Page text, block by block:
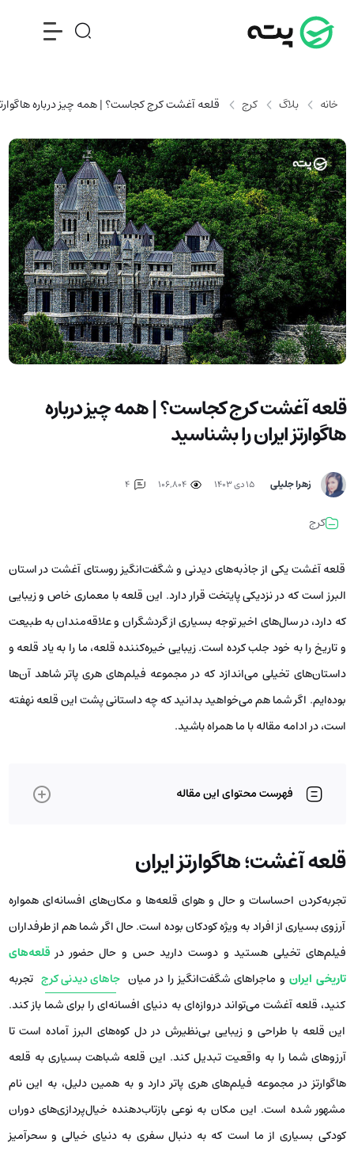
خانه بلاگ کرج قلعه آغشت کرج کجاست؟ | همه چیز درباره
قلعه آغشت کرج کجاست؟ | همه چیز درباره
هاگوارتز ایران را بشناسید
زهرا جلیلی ۱۵ دی ۱۴۰۳ 106,804
4
کرج
قلعه آغشت یکی از جاذبه‌های دیدنی و شگفت‌انگیز روستای آغشت در استان
البرز است که در نزدیکی پایتخت قرار دارد. این قلعه با معماری خاص و زیبایی
که دارد، در سال‌های اخیر توجه بسیاری از گردشگران و علاقه‌مندان به طبیعت
و تاریخ را به خود جلب کرده است. زیبایی خیره‌کننده قلعه، ما را به یاد قلعه‌ و
داستان‌های تخیلی می‌اندازد که در مجموعه فیلم‌های هری پاتر شاهد آن‌ها
بوده‌ایم. اگر شما هم می‌خواهید بدانید که چه داستانی پشت این قلعه نهفته
است، در ادامه مقاله با ما همراه باشید.
فهرست محتوای این مقاله
قلعه آغشت؛ هاگوارتز ایران
تجربه‌کردن احساسات و حال و هوای قلعه‌ها و مکان‌های افسانه‌ای همواره
آرزوی بسیاری از افراد به‌ ویژه کودکان بوده است. حال اگر شما هم از طرفداران
فیلم‌های تخیلی هستید و دوست دارید حس و حال حضور در قلعه‌های
تاریخی ایران و ماجراهای شگفت‌انگیز را در میان جاهای دیدنی کرج تجربه
کنید، قلعه آغشت می‌تواند دروازه‌ای به دنیای افسانه‌ای را برای شما باز کند.
این قلعه با طراحی و زیبایی بی‌نظیرش در دل کوه‌های البرز آماده است تا
آرزوهای شما را به واقعیت تبدیل کند. این قلعه شباهت بسیاری به قلعه
هاگوارتز در مجموعه فیلم‌های هری پاتر دارد و به همین دلیل، به این نام
مشهور شده است. این مکان به نوعی بازتاب‌دهنده خیال‌پردازی‌های دوران
کودکی بسیاری از ما است که به دنبال سفری به دنیای خیالی و سحرآمیز